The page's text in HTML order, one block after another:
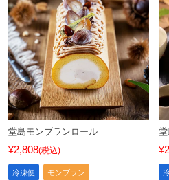
堂島モンブランロール
¥2,808 税込
冷凍便 モンブラン
¥